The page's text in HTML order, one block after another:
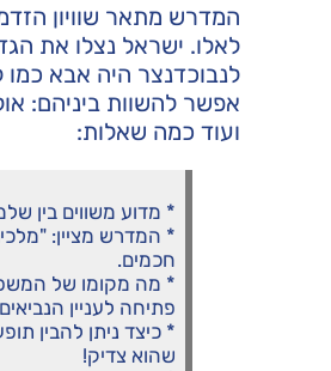
המדרש מתאר שוויון
לאלו. ישראל נצלו את
לנבוכדנצר היה אבא כמו
אפשר להשוות ביניהם:
ועוד כמה שאלות:
* מדוע משווים בין
* המדרש מציין:
חכמים.
* מה מקומו של
פתיחה לעניין
* כיצד ניתן להבין
שהוא צדיק!